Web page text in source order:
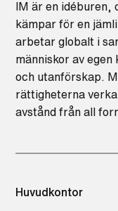
IM är en idéburen,
kämpar för en
arbetar globalt i
människor av
och utanförskap.
rättigheterna
avstånd från all
Huvudkontor